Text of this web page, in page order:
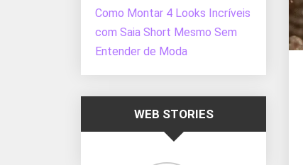
Como Montar 4 Looks Incríveis
com Saia Short Mesmo Sem
Entender de Moda
WEB STORIES